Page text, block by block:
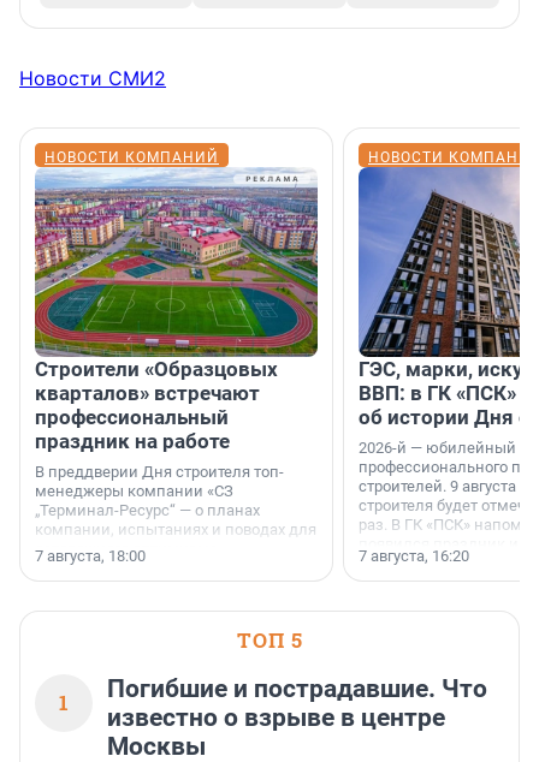
Новости СМИ2
НОВОСТИ КОМПАНИЙ
Строители «Образцовых
кварталов» встречают
профессиональный
праздник на работе
В преддверии Дня строителя топ-
менеджеры компании «СЗ
„Терминал-Ресурс“ — о планах
компании, испытаниях и поводах для
осторожного оптимизма.
7 августа, 18:00
НОВОСТИ
ГЭС, марки,
ВВП: в ГК «ПСК»
об истории Дня
2026-й — юбилейный
профессионального
строителей. 9 августа
строителя будет
раз. В ГК «ПСК»
поменялась роль
7 августа, 16:20
ТОП 5
1
Погибшие и пострадавшие. Что
известно о взрыве в центре
Москвы